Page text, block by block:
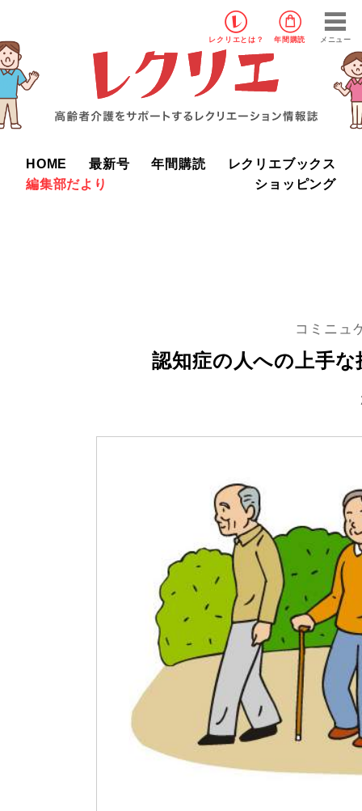
レクリエ とは？ 年間購読 メニュー
HOME 最新号 年間購読
レクリエブックス
編集部だより
ショッピング
コミニュ
認知症の人への上手